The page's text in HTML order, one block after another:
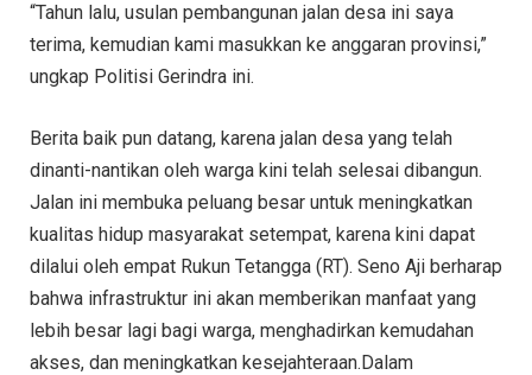
“Tahun lalu, usulan pembangunan jalan desa ini saya
terima, kemudian kami masukkan ke anggaran provinsi,”
ungkap Politisi Gerindra ini.
Berita baik pun datang, karena jalan desa yang telah
dinanti-nantikan oleh warga kini telah selesai dibangun.
Jalan ini membuka peluang besar untuk meningkatkan
kualitas hidup masyarakat setempat, karena kini dapat
dilalui oleh empat Rukun Tetangga (RT). Seno Aji berharap
bahwa infrastruktur ini akan memberikan manfaat yang
lebih besar lagi bagi warga, menghadirkan kemudahan
akses, dan meningkatkan kesejahteraan.Dalam